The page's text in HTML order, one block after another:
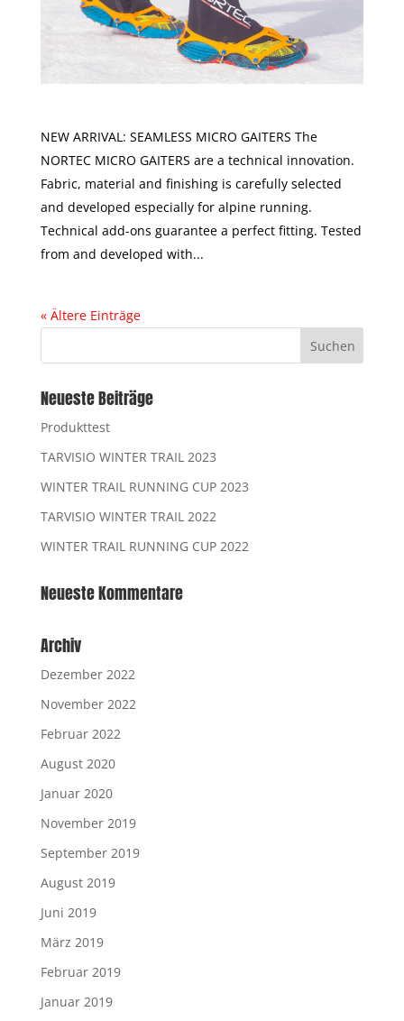
NEW ARRIVAL: SEAMLESS MICRO GAITERS The
NORTEC MICRO GAITERS are a technical innovation.
Fabric, material and finishing is carefully selected
and developed especially for alpine running.
Technical add-ons guarantee a perfect fitting. Tested
from and developed with...
« Ältere Einträge
Neueste Beiträge
Produkttest
TARVISIO WINTER TRAIL 2023
WINTER TRAIL RUNNING CUP 2023
TARVISIO WINTER TRAIL 2022
WINTER TRAIL RUNNING CUP 2022
Neueste Kommentare
Archiv
Dezember 2022
November 2022
Februar 2022
August 2020
Januar 2020
November 2019
September 2019
August 2019
Juni 2019
März 2019
Februar 2019
Januar 2019